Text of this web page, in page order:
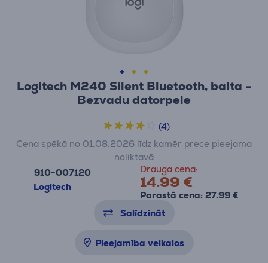
Logitech M240 Silent Bluetooth, balta -
Bezvadu datorpele
910-007120
Logitech
Drauga cena:
14.99 €
Parastā cena: 27.99 €
Cena spēkā no 01.08.2026 līdz kamēr prece pieejama
noliktavā
(4)
Salīdzināt
Pieejamība veikalos